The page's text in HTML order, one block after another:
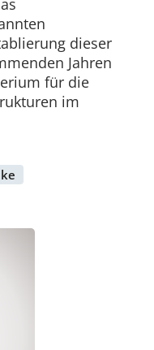
dieser
Jahren
für die
im